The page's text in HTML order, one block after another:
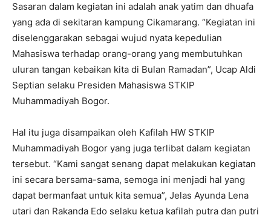
Sasaran dalam kegiatan ini adalah anak yatim dan dhuafa
yang ada di sekitaran kampung Cikamarang. “Kegiatan ini
diselenggarakan sebagai wujud nyata kepedulian
Mahasiswa terhadap orang-orang yang membutuhkan
uluran tangan kebaikan kita di Bulan Ramadan”, Ucap Aldi
Septian selaku Presiden Mahasiswa STKIP
Muhammadiyah Bogor.
Hal itu juga disampaikan oleh Kafilah HW STKIP
Muhammadiyah Bogor yang juga terlibat dalam kegiatan
tersebut. “Kami sangat senang dapat melakukan kegiatan
ini secara bersama-sama, semoga ini menjadi hal yang
dapat bermanfaat untuk kita semua”, Jelas Ayunda Lena
utari dan Rakanda Edo selaku ketua kafilah putra dan putri